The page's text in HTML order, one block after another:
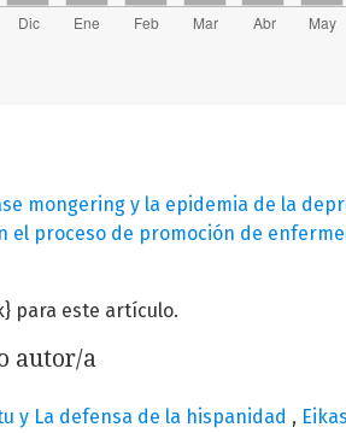
mongering y la epidemia de la
el proceso de promoción de
para este artículo.
autor/a
y La defensa de la hispanidad ,